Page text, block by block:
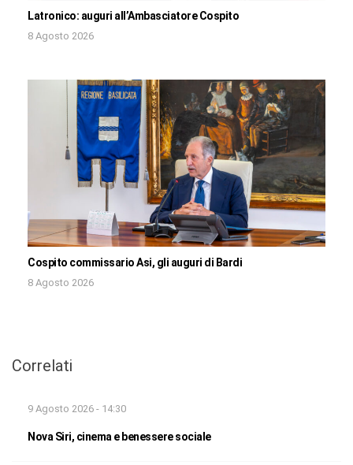
Latronico: auguri all’Ambasciatore Cospito
8 Agosto 2026
Cospito commissario Asi, gli auguri di Bardi
8 Agosto 2026
Correlati
9 Agosto 2026 - 14:30
Nova Siri, cinema e benessere sociale